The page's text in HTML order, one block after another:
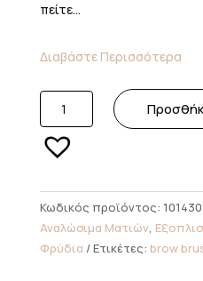
πείτε...
Διαβάστε Περισσότερα
Comb
Lifting
Tool
Pink
ποσότητα
Κωδικός προϊόντος:
Αναλώσιμα Ματιών,
Φρύδια
Ετικέτες: brow